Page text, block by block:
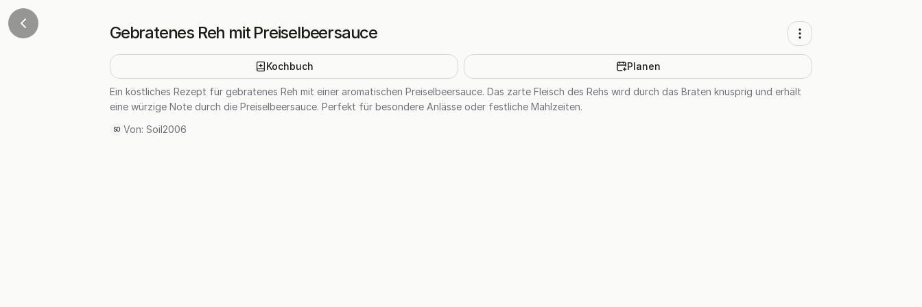
Gebratenes Reh mit Preiselbeersauce
Kochbuch Planen
Ein köstliches Rezept für gebratenes Reh mit einer aromatischen Preiselbeersauce. Das zarte Fleisch des Rehs wird durch das Braten knusprig und erhält
eine würzige Note durch die Preiselbeersauce. Perfekt für besondere Anlässe oder festliche Mahlzeiten.
SO Von: Soil2006